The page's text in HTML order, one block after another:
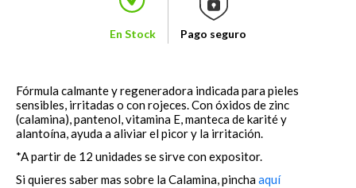
En Stock Pago seguro
Fórmula calmante y regeneradora indicada para pieles
sensibles, irritadas o con rojeces. Con óxidos de zinc
(calamina), pantenol, vitamina E, manteca de karité y
alantoína, ayuda a aliviar el picor y la irritación.
*A partir de 12 unidades se sirve con expositor.
Si quieres saber mas sobre la Calamina, pinchaaquí